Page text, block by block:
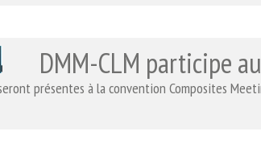
DMM-CLM participe
présentes à la convention Composites